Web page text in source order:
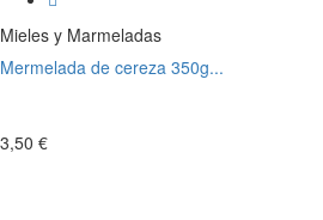
Mieles y Marmeladas
Mermelada de cereza 350g...
3,50 €